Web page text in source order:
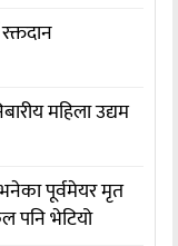
महिला उद्यम
पूर्वमेयर मृत
पनि भेटियो